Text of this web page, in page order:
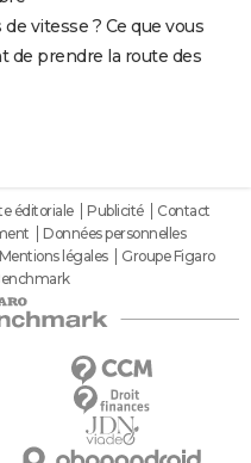
vitesse ? Ce que vous
de prendre la route des
éditoriale Publicité
Contact
Données personnelles
Mentions légales
Groupe Figaro